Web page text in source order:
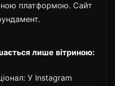
платформою. Сайт
лише вітриною:
У Instagram